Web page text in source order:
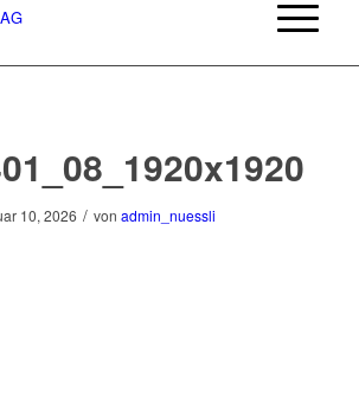
10, 2026 / von admin_nuessli